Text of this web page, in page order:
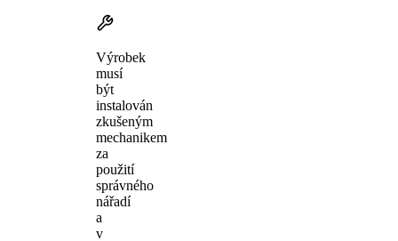
Výrobek
musí
být
instalován
zkušeným
mechanikem
za
použití
správného
nářadí
a
v